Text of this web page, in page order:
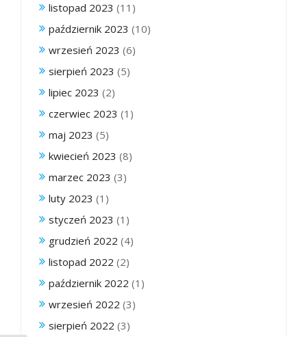
listopad 2023 (11)
październik 2023 (10)
wrzesień 2023 (6)
sierpień 2023 (5)
lipiec 2023 (2)
czerwiec 2023 (1)
maj 2023 (5)
kwiecień 2023 (8)
marzec 2023 (3)
luty 2023 (1)
styczeń 2023 (1)
grudzień 2022 (4)
listopad 2022 (2)
październik 2022 (1)
wrzesień 2022 (3)
sierpień 2022 (3)